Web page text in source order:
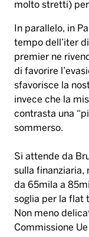
molto stretti)
In parallelo, in
tempo dell’iter
premier ne
di favorire
sfavorisce la
invece che la
contrasta una
sommerso.
Si attende da
sulla finanziaria,
da 65mila a
soglia per la flat
Non meno
Commissione